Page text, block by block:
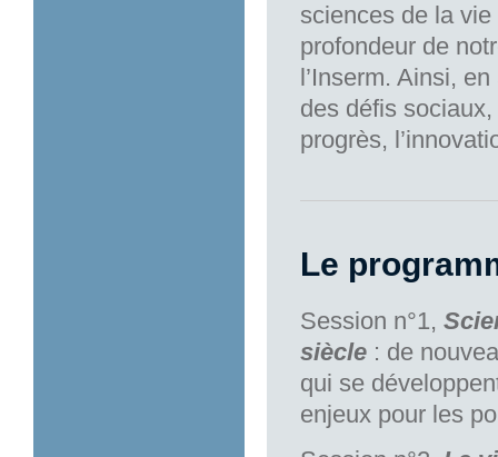
sciences de la
profondeur de
l’Inserm. Ainsi,
des défis
progrès,
Le
Session n°1,
siècle : de
qui se
enjeux pour les